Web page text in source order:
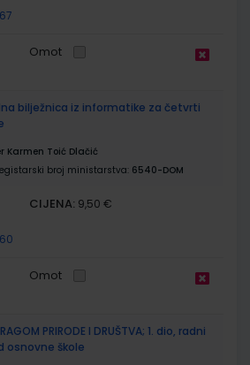
Omot
bilježnica iz informatike za četvrti
Karmen Toić Dlačić
broj ministarstva: 6540-DOM
CIJENA: 9,50 €
Omot
PRIRODE I DRUŠTVA; 1. dio, radni
osnovne škole